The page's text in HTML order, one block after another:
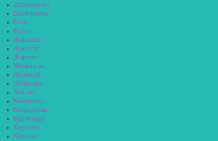
Державинск
Ерейментау
Есик
Есиль
Жанаозен
Жанатас
Жаркент
Жезказган
Жетысай
Житикара
Зайсан
Казалинск
Кандыагаш
Караганда
Каражал
Каратау